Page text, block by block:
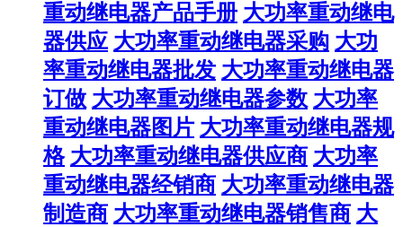
重动继电器产品手册 大功率重动继电
器供应 大功率重动继电器采购 大功
率重动继电器批发 大功率重动继电器
订做 大功率重动继电器参数 大功率
重动继电器图片 大功率重动继电器规
格 大功率重动继电器供应商 大功率
重动继电器经销商 大功率重动继电器
制造商 大功率重动继电器销售商 大